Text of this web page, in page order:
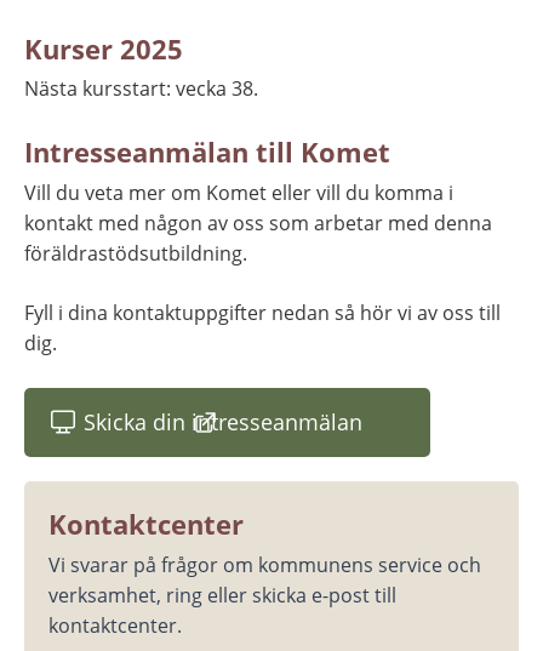
Kurser 2025
Nästa kursstart: vecka 38.
Intresseanmälan till Komet
Vill du veta mer om Komet eller vill du komma i
kontakt med någon av oss som arbetar med denna
föräldrastödsutbildning.
Fyll i dina kontaktuppgifter nedan så hör vi av oss till
dig.
Skicka din intresseanmälan
(länk till annan webbplats)
Kontaktcenter
Vi svarar på frågor om kommunens service och
verksamhet, ring eller skicka e-post till
kontaktcenter.